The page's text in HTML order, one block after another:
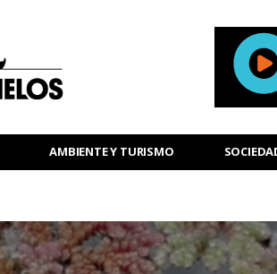
AMBIENTE Y TURISMO